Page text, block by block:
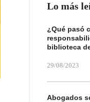
Lo más
¿Qué pasó
biblioteca
29/08/2023
Abogados